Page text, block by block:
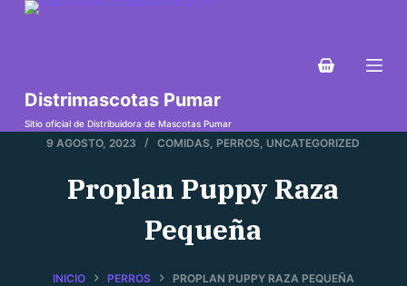
Distrimascotas Pumar
Sitio oficial de Distribuidora de Mascotas Pumar
9 AGOSTO, 2023 COMIDAS, PERROS, UNCATEGORIZED
Proplan Puppy Raza
Pequeña
INICIO PERROS PROPLAN PUPPY RAZA PEQUEÑA